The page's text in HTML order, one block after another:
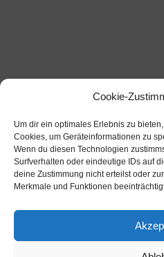
Cookie-
Um dir ein optimales Erlebnis zu
Cookies, um Geräteinformationen zu
Wenn du diesen Technologien
Surfverhalten oder eindeutige IDs auf
deine Zustimmung nicht erteilst oder
Merkmale und Funktionen